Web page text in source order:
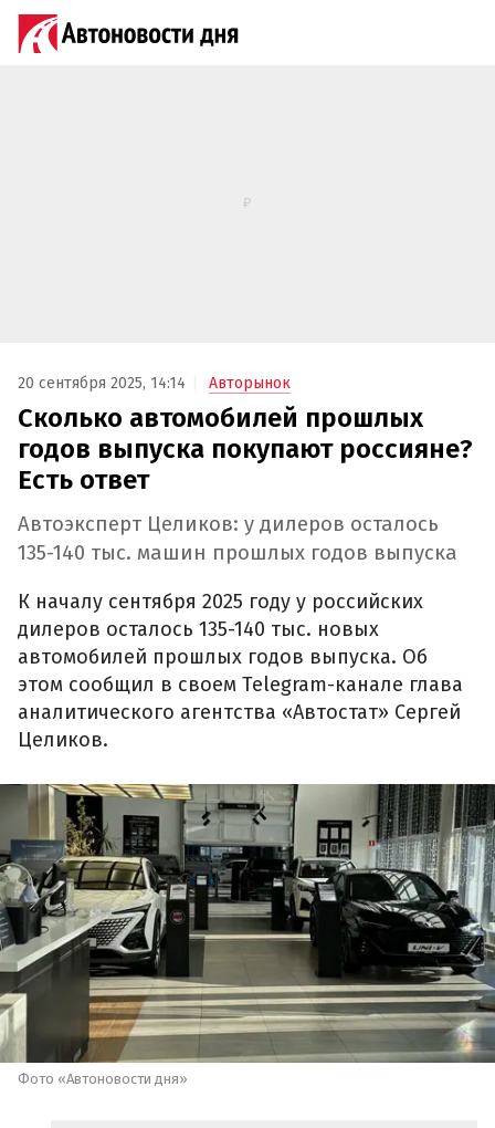
20 сентября 2025, 14:14 Авторынок
Сколько автомобилей прошлых
годов выпуска покупают россияне?
Есть ответ
Автоэксперт Целиков: у дилеров осталось
135-140 тыс. машин прошлых годов выпуска
К началу сентября 2025 году у российских
дилеров осталось 135-140 тыс. новых
автомобилей прошлых годов выпуска. Об
этом сообщил в своем Telegram-канале глава
аналитического агентства «Автостат» Сергей
Целиков.
Фото «Автоновости дня»